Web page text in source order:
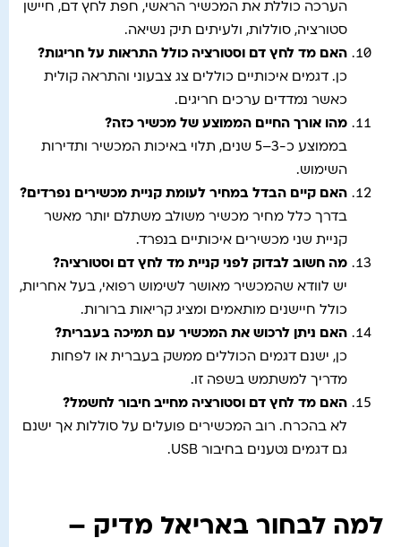
הערכה כוללת את המכשיר הראשי, חפת לחץ דם, חיישן
סטורציה, סוללות, ולעיתים תיק נשיאה.
האם מד לחץ דם וסטורציה כולל התראות על חריגות?
כן. דגמים איכותיים כוללים צג צבעוני והתראה קולית
כאשר נמדדים ערכים חריגים.
מהו אורך החיים הממוצע של מכשיר כזה?
בממוצע כ-3–5 שנים, תלוי באיכות המכשיר ותדירות
השימוש.
האם קיים הבדל במחיר לעומת קניית מכשירים נפרדים?
בדרך כלל מחיר מכשיר משולב משתלם יותר מאשר
קניית שני מכשירים איכותיים בנפרד.
מה חשוב לבדוק לפני קניית מד לחץ דם וסטורציה?
יש לוודא שהמכשיר מאושר לשימוש רפואי, בעל אחריות,
כולל חיישנים מותאמים ומציג קריאות ברורות.
האם ניתן לרכוש את המכשיר עם תמיכה בעברית?
כן, ישנם דגמים הכוללים ממשק בעברית או לפחות
מדריך למשתמש בשפה זו.
האם מד לחץ דם וסטורציה מחייב חיבור לחשמל?
לא בהכרח. רוב המכשירים פועלים על סוללות אך ישנם
גם דגמים נטענים בחיבור USB.
למה לבחור באריאל מדיק –